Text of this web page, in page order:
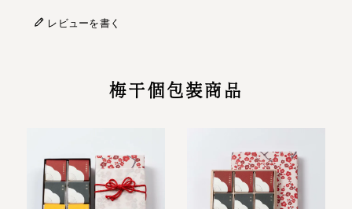
レビューを書く
梅干個包装商品